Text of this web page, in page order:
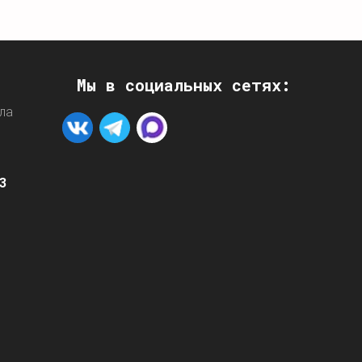
Мы в социальных сетях: